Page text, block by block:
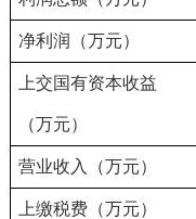
净利润 （万元）
上交国有资本收益
（万元）
营业收入（万元）
上缴税费（万元）